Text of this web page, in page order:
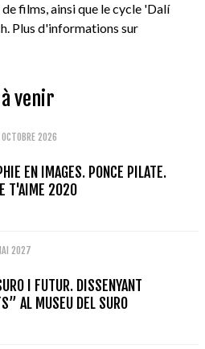
films, ainsi que le cycle 'Dalí
Plus d'informations sur
venir
2026
EN IMAGES. PONCE PILATE.
T'AIME 2020
2027
I FUTUR. DISSENYANT
AL MUSEU DEL SURO